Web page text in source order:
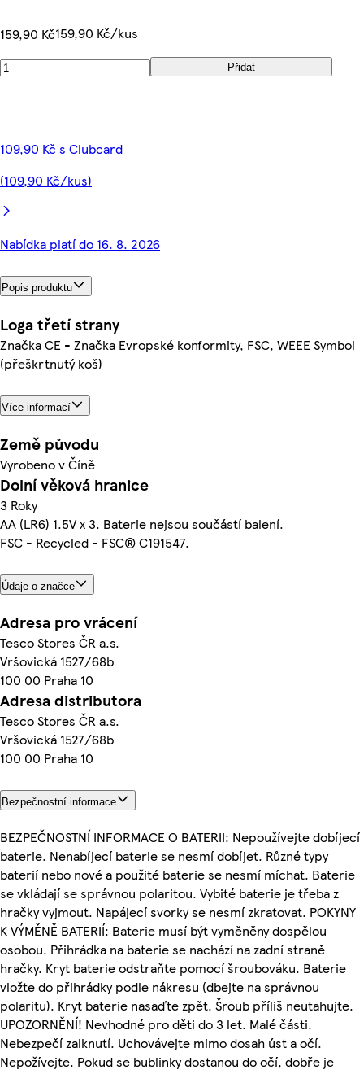
159,90 Kč159,90 Kč/kus
Přidat
109,90 Kč s Clubcard
(109,90 Kč/kus)
Nabídka platí do 16. 8. 2026
Popis produktu
Loga třetí strany
Značka CE - Značka Evropské konformity, FSC, WEEE Symbol
(přeškrtnutý koš)
Více informací
Země původu
Vyrobeno v Číně
Dolní věková hranice
3 Roky
AA (LR6) 1.5V x 3. Baterie nejsou součástí balení.
FSC - Recycled - FSC® C191547.
Údaje o značce
Adresa pro vrácení
Tesco Stores ČR a.s.
Vršovická 1527/68b
100 00 Praha 10
Adresa distributora
Tesco Stores ČR a.s.
Vršovická 1527/68b
100 00 Praha 10
Bezpečnostní informace
BEZPEČNOSTNÍ INFORMACE O BATERII: Nepoužívejte dobíjecí
baterie. Nenabíjecí baterie se nesmí dobíjet. Různé typy
baterií nebo nové a použité baterie se nesmí míchat. Baterie
se vkládají se správnou polaritou. Vybité baterie je třeba z
hračky vyjmout. Napájecí svorky se nesmí zkratovat. POKYNY
K VÝMĚNĚ BATERIÍ: Baterie musí být vyměněny dospělou
osobou. Přihrádka na baterie se nachází na zadní straně
hračky. Kryt baterie odstraňte pomocí šroubováku. Baterie
vložte do přihrádky podle nákresu (dbejte na správnou
polaritu). Kryt baterie nasaďte zpět. Šroub příliš neutahujte.
UPOZORNĚNÍ! Nevhodné pro děti do 3 let. Malé části.
Nebezpečí zalknutí. Uchovávejte mimo dosah úst a očí.
Nepožívejte. Pokud se bublinky dostanou do očí, dobře je